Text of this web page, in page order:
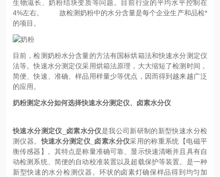
生物滋长、奶粉结块变质等问题。目前行业的平均水平控制在
4%左右。 故检测奶粉中的水分含量是每个企业生产和品检*
的项目。
目前，检测奶粉水分含量的方法有国标烘箱法和快速水分测定仪
法等。快速水分测定仪采用烘箱法原理，大大缩短了检测时间，
简便、快速、准确、样品用样量少等优点，因而得到越来越广泛
的应用。
奶粉测定水分如何选择快速水分测定仪、卤素水分仪
快速水分测定仪 卤素水分仪是我公司新研制的新型快速水分检
测仪器。快速水分测定仪_卤素水分仪采用的称重系统【电磁平
衡传感器】。其特点是称量准确可靠、显示快速清晰并且具有自
动检测系统、简便的自动校准装置以及超载保护等装置。是一种
新型快速的水分检测仪器。环状的卤素灯确保样品得到均匀加